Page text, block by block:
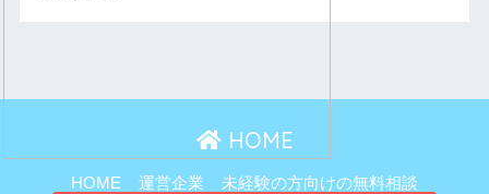
HOME
HOME 運営企業 未経験の方向けの無料相談